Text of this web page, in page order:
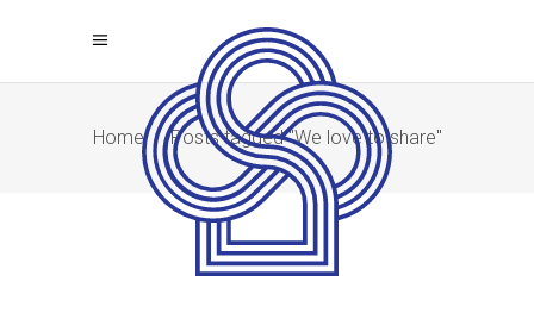
Home/Posts tagged "We love to share"